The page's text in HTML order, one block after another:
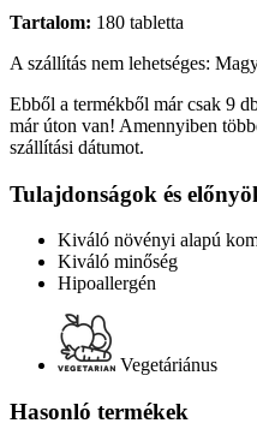
Tartalom: 180 tabletta
A szállítás nem lehetséges:
Ebből a termékből már csak 9
már úton van! Amennyiben
szállítási dátumot.
Tulajdonságok és
Kiváló növényi alapú
Kiváló minőség
Hipoallergén
Vegetáriánus
Hasonló termékek